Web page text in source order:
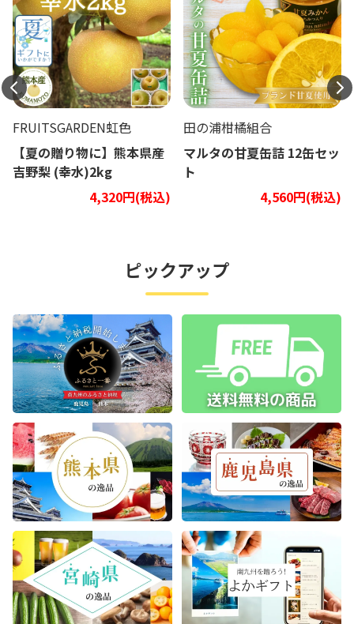
FRUITSGARDEN虹色
【夏の贈り物に】熊本県産
吉野梨 (幸水)2kg
4,320円(税込)
田の浦柑橘組合
マルタの甘夏缶詰 12缶セッ
ト
4,560円(税込)
ピックアップ